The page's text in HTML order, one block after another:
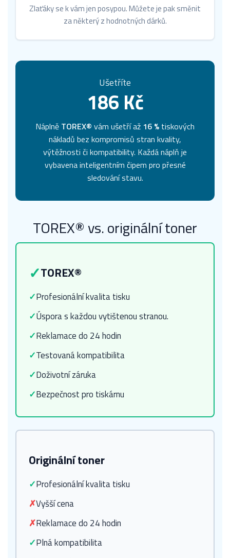
Zlaťáky se k vám jen posypou. Můžete je pak směnit
za některý z hodnotných dárků.
Ušetříte
186 Kč
Náplně TOREX® vám ušetří až 16 % tiskových
nákladů bez kompromisů stran kvality,
výtěžnosti či kompatibility. Každá náplň je
vybavena inteligentním čipem pro přesné
sledování stavu.
TOREX® vs. originální toner
✓TOREX®
✓Profesionální kvalita tisku
✓Úspora s každou vytištenou stranou.
✓Reklamace do 24 hodin
✓Testovaná kompatibilita
✓Doživotní záruka
✓Bezpečnost pro tiskárnu
Originální toner
✓Profesionální kvalita tisku
✗Vyšší cena
✗Reklamace do 24 hodin
✓Plná kompatibilita